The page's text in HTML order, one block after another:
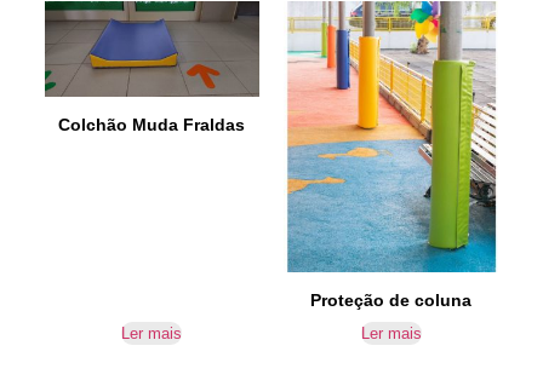
Colchão Muda Fraldas
Ler mais
Proteção de coluna
Ler mais